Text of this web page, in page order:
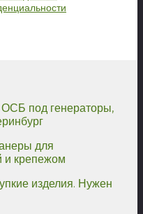
под генераторы,
для
и крепежом
изделия. Нужен